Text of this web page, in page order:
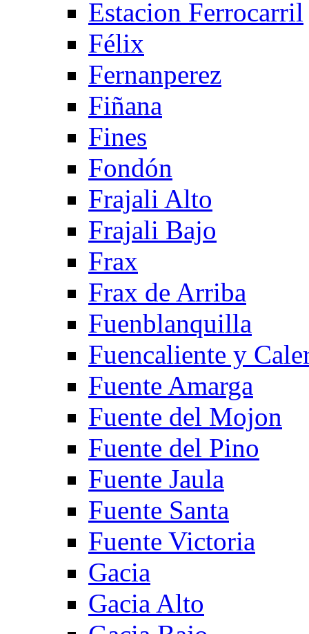
Estacion Ferrocarril
Félix
Fernanperez
Fiñana
Fines
Fondón
Frajali Alto
Frajali Bajo
Frax
Frax de Arriba
Fuenblanquilla
Fuencaliente y
Fuente Amarga
Fuente del Mojon
Fuente del Pino
Fuente Jaula
Fuente Santa
Fuente Victoria
Gacia
Gacia Alto